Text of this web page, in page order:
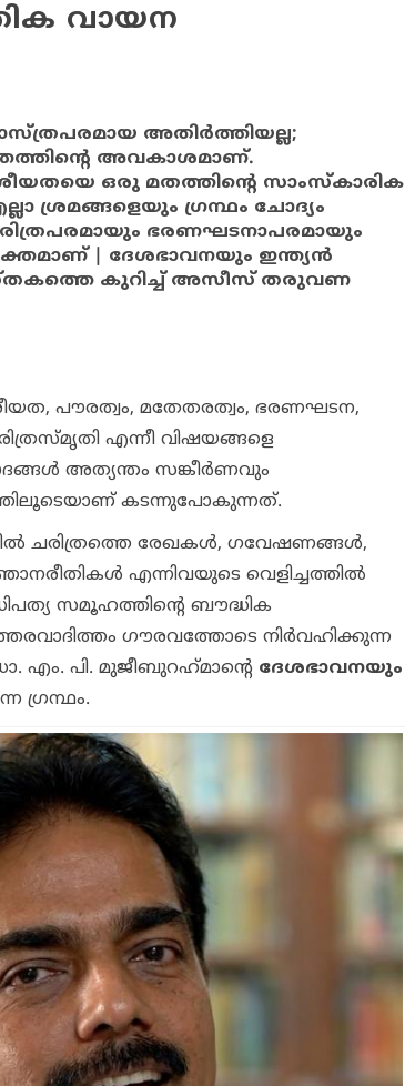
വായന
അതിര്‍ത്തിയല്ല;
അവകാശമാണ്.
ഒരു മതത്തിന്റെ സാംസ്‌കാരിക
ശ്രമങ്ങളെയും ഗ്രന്ഥം ചോദ്യം
ഭരണഘടനാപരമായും
| ദേശഭാവനയും ഇന്ത്യന്‍
കുറിച്ച് അസീസ് തരുവണ
പൗരത്വം, മതേതരത്വം, ഭരണഘടന,
എന്നീ വിഷയങ്ങളെ
അത്യന്തം സങ്കീര്‍ണവും
കടന്നുപോകുന്നത്.
ചരിത്രത്തെ രേഖകള്‍, ഗവേഷണങ്ങള്‍,
എന്നിവയുടെ വെളിച്ചത്തില്‍
സമൂഹത്തിന്റെ ബൗദ്ധിക
ഗൗരവത്തോടെ നിര്‍വഹിക്കുന്ന
എം. പി. മുജീബുറഹ്‌മാന്റെ ദേശഭാവനയും
ഗ്രന്ഥം.